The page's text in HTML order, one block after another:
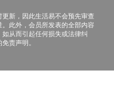
新，因此生活易不会预先审查
此外，会员所发表的全部内容
从而引起任何损失或法律纠
责声明。